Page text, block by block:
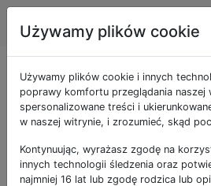
Apple Tagi
Zmień
miniaturek
Używamy plików cookie
Używamy plików cookie i innych
poprawy komfortu przeglądania
spersonalizowane treści i
w naszej witrynie, i zrozumieć, skąd
Kontynuując, wyrażasz zgodę na
innych technologii śledzenia oraz
najmniej 16 lat lub zgodę rodzica lub